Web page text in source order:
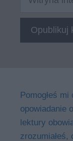
internetowa
Pomogłeś
opowiadanie
lektury